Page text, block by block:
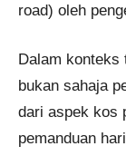
road) oleh
Dalam konteks
bukan sahaja
dari aspek kos
pemanduan